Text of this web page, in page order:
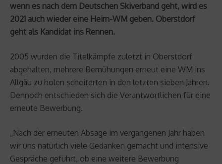
wenn es nach dem Deutschen Skiverband geht, wird es
2021 auch wieder eine Heim-WM geben. Oberstdorf
geht als Kandidat ins Rennen.
2005 wurden die Titelkämpfe zuletzt in Oberstdorf
abgehalten, mehrere Bemühungen erneut eine WM ins
Allgäu zu holen scheiterten in den letzten sieben Jahren.
Dennoch entschieden sich die Verantwortlichen für eine
erneute Bewerbung.
„Nach der erneuten Absage im vergangenen Jahr haben
wir uns natürlich viele Gedanken gemacht und intensive
Gespräche geführt, ob eine weitere Bewerbung